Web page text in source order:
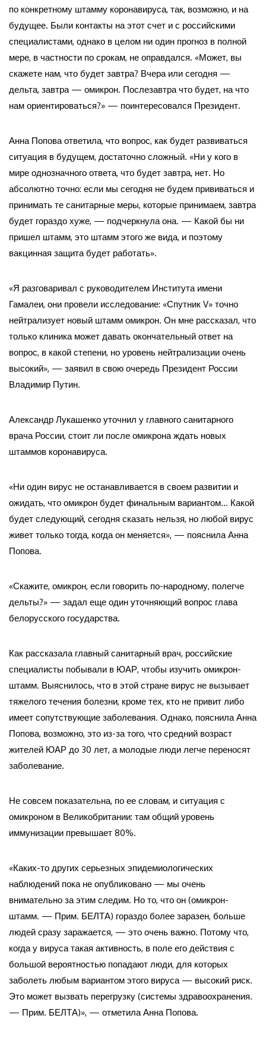
по конкретному штамму коронавируса, так, возможно, и на
будущее. Были контакты на этот счет и с российскими
специалистами, однако в целом ни один прогноз в полной
мере, в частности по срокам, не оправдался. «Может, вы
скажете нам, что будет завтра? Вчера или сегодня —
дельта, завтра — омикрон. Послезавтра что будет, на что
нам ориентироваться?» — поинтересовался Президент.
Анна Попова ответила, что вопрос, как будет развиваться
ситуация в будущем, достаточно сложный. «Ни у кого в
мире однозначного ответа, что будет завтра, нет. Но
абсолютно точно: если мы сегодня не будем прививаться и
принимать те санитарные меры, которые принимаем, завтра
будет гораздо хуже, — подчеркнула она. — Какой бы ни
пришел штамм, это штамм этого же вида, и поэтому
вакцинная защита будет работать».
«Я разговаривал с руководителем Института имени
Гамалеи, они провели исследование: «Спутник V» точно
нейтрализует новый штамм омикрон. Он мне рассказал, что
только клиника может давать окончательный ответ на
вопрос, в какой степени, но уровень нейтрализации очень
высокий», — заявил в свою очередь Президент России
Владимир Путин.
Александр Лукашенко уточнил у главного санитарного
врача России, стоит ли после омикрона ждать новых
штаммов коронавируса.
«Ни один вирус не останавливается в своем развитии и
ожидать, что омикрон будет финальным вариантом… Какой
будет следующий, сегодня сказать нельзя, но любой вирус
живет только тогда, когда он меняется», — пояснила Анна
Попова.
«Скажите, омикрон, если говорить по-народному, полегче
дельты?» — задал еще один уточняющий вопрос глава
белорусского государства.
Как рассказала главный санитарный врач, российские
специалисты побывали в ЮАР, чтобы изучить омикрон-
штамм. Выяснилось, что в этой стране вирус не вызывает
тяжелого течения болезни, кроме тех, кто не привит либо
имеет сопутствующие заболевания. Однако, пояснила Анна
Попова, возможно, это из-за того, что средний возраст
жителей ЮАР до 30 лет, а молодые люди легче переносят
заболевание.
Не совсем показательна, по ее словам, и ситуация с
омикроном в Великобритании: там общий уровень
иммунизации превышает 80%.
«Каких-то других серьезных эпидемиологических
наблюдений пока не опубликовано — мы очень
внимательно за этим следим. Но то, что он (омикрон-
штамм. — Прим. БЕЛТА) гораздо более заразен, больше
людей сразу заражается, — это очень важно. Потому что,
когда у вируса такая активность, в поле его действия с
большой вероятностью попадают люди, для которых
заболеть любым вариантом этого вируса — высокий риск.
Это может вызвать перегрузку (системы здравоохранения.
— Прим. БЕЛТА)», — отметила Анна Попова.